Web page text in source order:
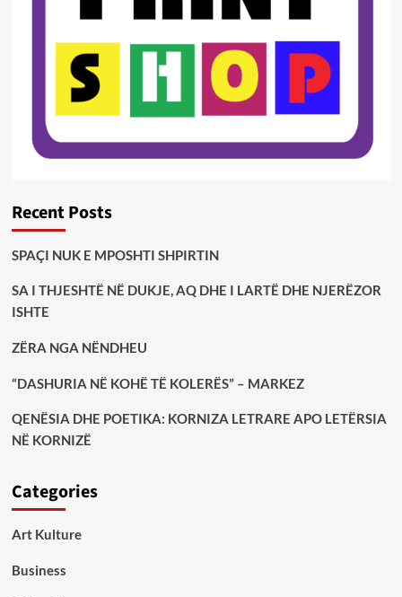
Recent Posts
SPAÇI NUK E MPOSHTI SHPIRTIN
SA I THJESHTË NË DUKJE, AQ DHE I LARTË DHE NJERËZOR
ISHTE
ZËRA NGA NËNDHEU
“DASHURIA NË KOHË TË KOLERËS” – MARKEZ
QENËSIA DHE POETIKA: KORNIZA LETRARE APO LETËRSIA
NË KORNIZË
Categories
Art Kulture
Business